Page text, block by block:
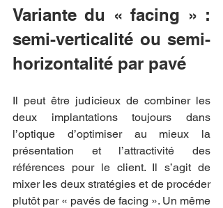
Variante du « facing » :
semi-verticalité ou semi-
horizontalité par pavé
Il peut être judicieux de combiner les
deux implantations toujours dans
l’optique d’optimiser au mieux la
présentation et l’attractivité des
références pour le client. Il s’agit de
mixer les deux stratégies et de procéder
plutôt par « pavés de facing ». Un même